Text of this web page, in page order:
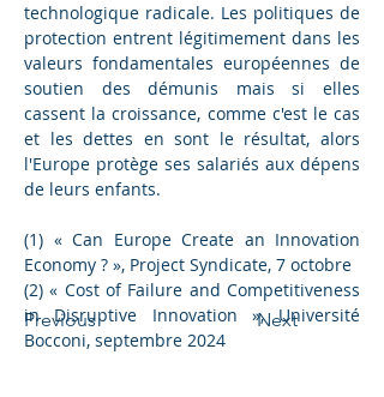
Previous Next
technologique radicale. Les politiques de
protection entrent légitimement dans les
valeurs fondamentales européennes de
soutien des démunis mais si elles
cassent la croissance, comme c'est le cas
et les dettes en sont le résultat, alors
l'Europe protège ses salariés aux dépens
de leurs enfants.
(1) « Can Europe Create an Innovation
Economy ? », Project Syndicate, 7 octobre
(2) « Cost of Failure and Competitiveness
in Disruptive Innovation », Université
Bocconi, septembre 2024